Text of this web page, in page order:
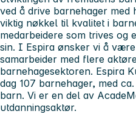
ved å drive barnehager
viktig nøkkel til kvalitet i
medarbeidere som trives og
sin. I Espira ønsker vi å
samarbeider med flere
barnehagesektoren. Espira
dag 107 barnehager, med
barn. Vi er en del av
utdanningsaktør.